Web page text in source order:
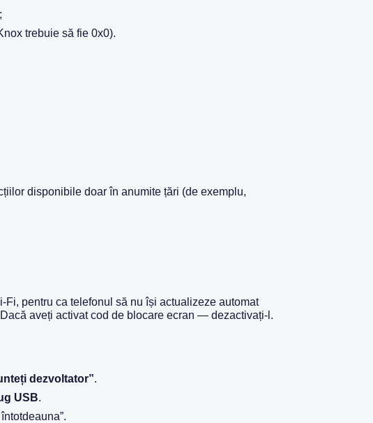
trebuie să fie 0x0).
disponibile doar în anumite țări (de exemplu,
Fi, pentru ca telefonul să nu își actualizeze automat
aveți activat cod de blocare ecran — dezactivați-l.
dezvoltator”.
USB.